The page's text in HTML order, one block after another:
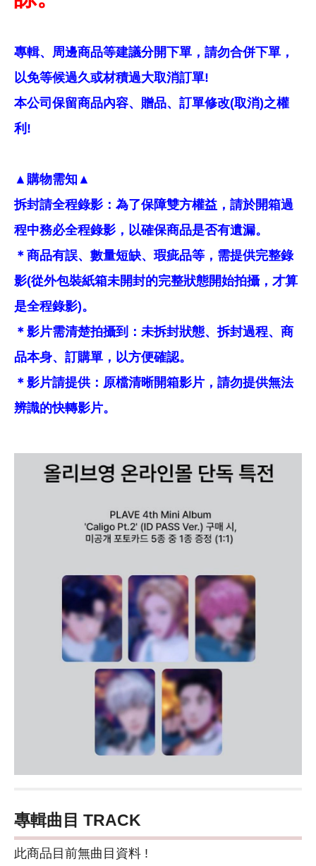
專輯、周邊商品等建議分開下單，請勿合併下單，
以免等候過久或材積過大取消訂單!
本公司保留商品內容、贈品、訂單修改(取消)之權
利!
▲購物需知▲
拆封請全程錄影：為了保障雙方權益，請於開箱過
程中務必全程錄影，以確保商品是否有遺漏。
＊商品有誤、數量短缺、瑕疵品等，需提供完整錄
影(從外包裝紙箱未開封的完整狀態開始拍攝，才算
是全程錄影)。
＊影片需清楚拍攝到：未拆封狀態、拆封過程、商
品本身、訂購單，以方便確認。
＊影片請提供：原檔清晰開箱影片，請勿提供無法
辨識的快轉影片。
專輯曲目 TRACK
此商品目前無曲目資料 !